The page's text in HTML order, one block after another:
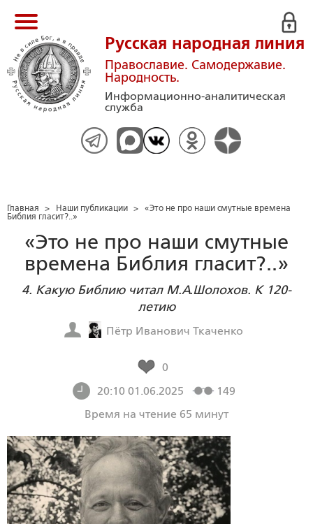
Русская народная линия
Православие. Самодержавие.
Народность.
Информационно-аналитическая
служба
Главная > Наши публикации > «Это не про наши смутные времена
Библия гласит?..»
«Это не про наши смутные
времена Библия гласит?..»
4. Какую Библию читал М.А.Шолохов. К 120-
летию
Пётр Иванович Ткаченко
0
20:10 01.06.2025
149
Время на чтение 65 минут